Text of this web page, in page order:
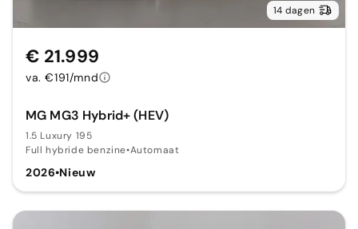
14 dagen
MG MG3 Hybrid+ (HEV)
1.5 Luxury 195
Full hybride benzine•Automaat
2026•Nieuw
€ 21.999
va. €191/mnd